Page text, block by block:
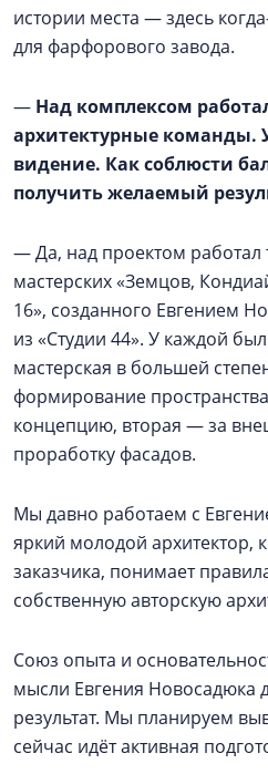
истории места — здесь
для фарфорового завода.
— Над комплексом
архитектурные команды.
видение. Как соблюсти
получить желаемый
— Да, над проектом работал
мастерских «Земцов,
16», созданного Евгением
из «Студии 44». У каждой
мастерская в большей
формирование
концепцию, вторая — за
проработку фасадов.
Мы давно работаем с
яркий молодой архитектор,
заказчика, понимает
собственную авторскую
Союз опыта и
мысли Евгения Новосадюка
результат. Мы планируем
сейчас идёт активная